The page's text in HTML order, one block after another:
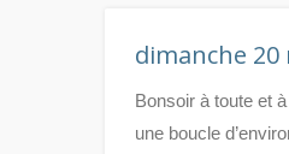
dimanche
Bonsoir à toute et
une boucle